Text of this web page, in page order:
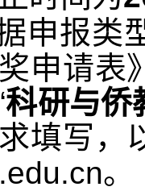
申报类
申请表
科研与侨
填写，
。